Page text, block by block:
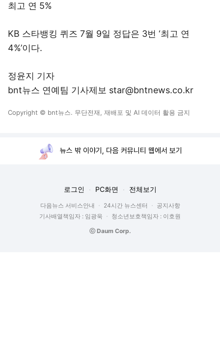
최고 연 5%
KB 스타뱅킹 퀴즈 7월 9일 정답은 3번 ‘최고 연
4%’이다.
정윤지 기자
bnt뉴스 연예팀 기사제보 star@bntnews.co.kr
Copyright © bnt뉴스. 무단전재, 재배포 및 AI 데이터 활용 금지
뉴스 밖 이야기, 다음 커뮤니티 웹에서 보기
로그인 PC화면 전체보기
다음뉴스 서비스안내 24시간 뉴스센터
공지사항
기사배열책임자 : 임광욱
청소년보호책임자 : 이호원
ⓒ Daum Corp.